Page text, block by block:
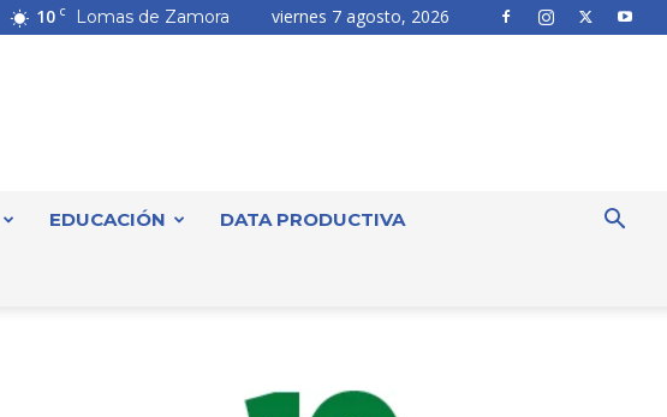
10 C Lomas de Zamora viernes 7 agosto, 2026
EDUCACIÓN DATA PRODUCTIVA